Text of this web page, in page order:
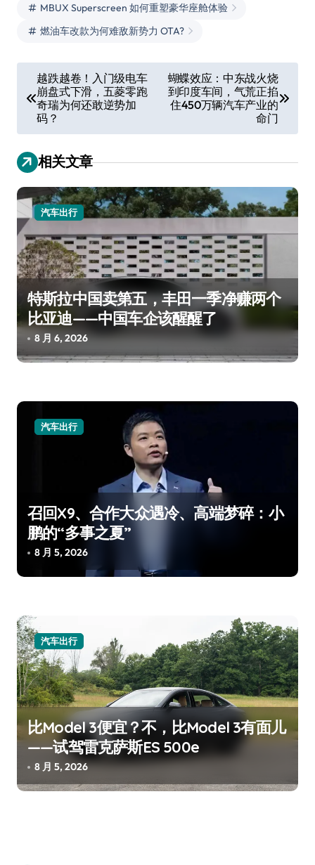
MBUX Superscreen 如何重塑豪华座舱体验
燃油车改款为何难敌新势力 OTA?
章
越跌越卷！入门级电车
崩盘式下滑，五菱零跑
奇瑞为何还敢逆势加
码？
蝴蝶效应：中东战火烧
到印度车间，气荒正掐
住450万辆汽车产业的
命门
相关文章
汽车出行
特斯拉中国卖第五，丰田一季净赚两个
比亚迪——中国车企该醒醒了
8 月 6, 2026
汽车出行
召回X9、合作大众遇冷、高端梦碎：小
鹏的“多事之夏”
8 月 5, 2026
汽车出行
比Model 3便宜？不，比Model 3有面儿
——试驾雷克萨斯ES 500e
8 月 5, 2026